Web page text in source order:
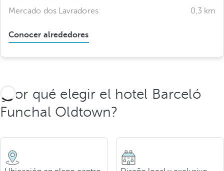
Mercado dos Lavradores
0,3 km
Conocer alrededores
¿Por qué elegir el hotel Barceló
Funchal Oldtown?